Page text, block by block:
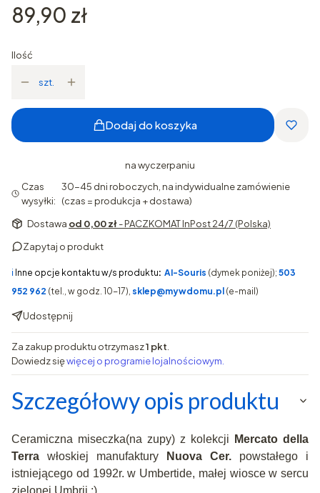
Cena
89,90 zł
Ilość
szt.
Dodaj do koszyka
na wyczerpaniu
Czas
wysyłki:
30-45 dni roboczych, na indywidualne zamówienie
(czas = produkcja + dostawa)
Dostawa od 0,00 zł- PACZKOMAT InPost 24/7 (Polska)
Zapytaj o produkt
ℹ️ Inne opcje kontaktu w/s produktu: AI-Souris (dymek poniżej); 503
952 962 (tel., w godz. 10-17), sklep@mywdomu.pl (e-mail)
Udostępnij
Za zakup produktu otrzymasz1 pkt
Dowiedz sięwięcej o programie lojalnościowym.
Szczegółowy opis produktu
Ceramiczna miseczka(na zupy) z kolekcji
Mercato della
Terra włoskiej manufaktury Nuova Cer. powstałego i
istniejącego od 1992r. w Umbertide, małej wiosce w sercu
zielonej Umbrii :)